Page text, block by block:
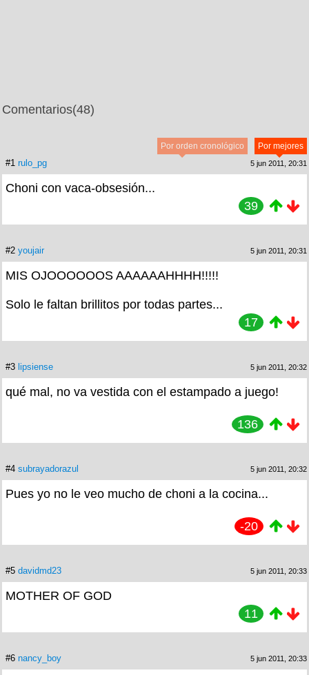
Comentarios(48)
Por mejores
Por orden cronológico
#1 rulo_pg 5 jun 2011, 20:31
Choni con vaca-obsesión...
39
#2 youjair 5 jun 2011, 20:31
MIS OJOOOOOOS AAAAAAHHHH!!!!!
Solo le faltan brillitos por todas partes...
17
#3 lipsiense 5 jun 2011, 20:32
qué mal, no va vestida con el estampado a juego!
136
#4 subrayadorazul 5 jun 2011, 20:32
Pues yo no le veo mucho de choni a la cocina...
-20
#5 davidmd23 5 jun 2011, 20:33
MOTHER OF GOD
11
#6 nancy_boy 5 jun 2011, 20:33